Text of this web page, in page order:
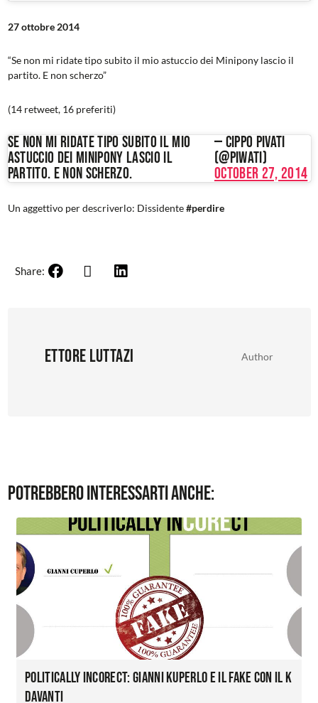
27 ottobre 2014
“Se non mi ridate tipo subito il mio astuccio dei Minipony lascio il
partito. E non scherzo”
(14 retweet, 16 preferiti)
Se non mi ridate tipo subito il mio
astuccio dei Minipony lascio il
partito. E non scherzo.
— Cippo Pivati
(@piwati)
October 27, 2014
Un aggettivo per descriverlo: Dissidente#perdire
Share:
Ettore Luttazi Author
Potrebbero interessarti anche:
Politically InCOREct: Gianni Kuperlo e il fake con il K
davanti